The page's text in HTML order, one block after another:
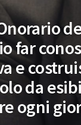
far
e
da
ogni